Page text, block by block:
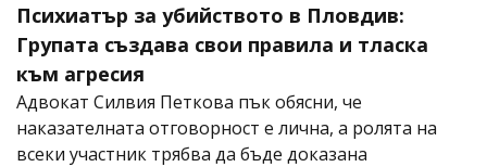
Психиатър за убийството в Пловдив:
Групата създава свои правила и тласка
към агресия
Адвокат Силвия Петкова пък обясни, че
наказателната отговорност е лична, а ролята на
всеки участник трябва да бъде доказана